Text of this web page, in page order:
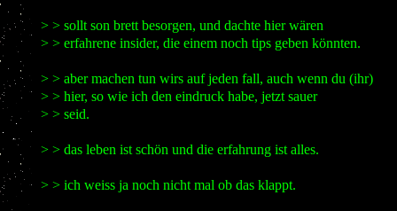
> > sollt son brett besorgen, und dachte hier wären
> > erfahrene insider, die einem noch tips geben könnten.
> > aber machen tun wirs auf jeden fall, auch wenn du (ihr)
> > hier, so wie ich den eindruck habe, jetzt sauer
> > seid.
> > das leben ist schön und die erfahrung ist alles.
> > ich weiss ja noch nicht mal ob das klappt.